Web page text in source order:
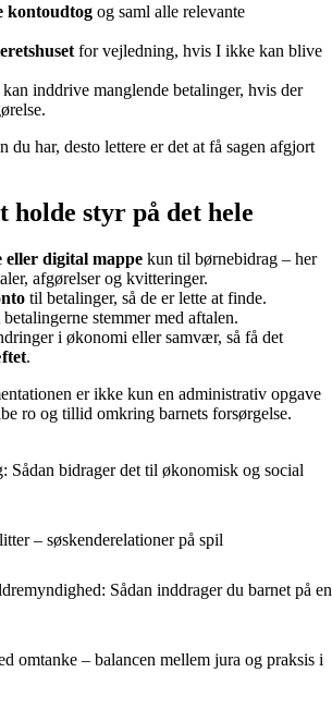
kontoudtog og saml alle relevante
for vejledning, hvis I ikke kan blive
kan inddrive manglende betalinger, hvis der
du har, desto lettere er det at få sagen afgjort
holde styr på det hele
eller digital mappe kun til børnebidrag – her
afgørelser og kvitteringer.
til betalinger, så de er lette at finde.
stemmer med aftalen.
i økonomi eller samvær, så få det
.
er ikke kun en administrativ opgave
ro og tillid omkring barnets forsørgelse.
Sådan bidrager det til økonomisk og social
– søskenderelationer på spil
Sådan inddrager du barnet på en
omtanke – balancen mellem jura og praksis i